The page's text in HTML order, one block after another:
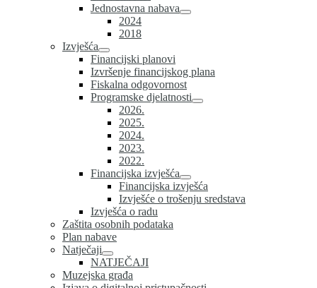
Jednostavna nabava
2024
2018
Izvješća
Financijski planovi
Izvršenje financijskog plana
Fiskalna odgovornost
Programske djelatnosti
2026.
2025.
2024.
2023.
2022.
Financijska izvješća
Financijska izvješća
Izvješće o trošenju sredstava
Izvješća o radu
Zaštita osobnih podataka
Plan nabave
Natječaji
NATJEČAJI
Muzejska građa